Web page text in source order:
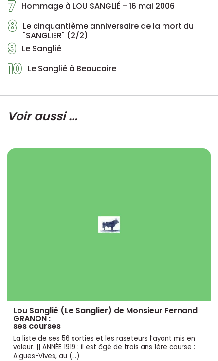
7 Hommage à LOU SANGLIÉ - 16 mai 2006
8
Le cinquantième anniversaire de la mort du
"SANGLIER" (2/2)
9 Le Sanglié
10 Le Sanglié à Beaucaire
Voir aussi ...
Lou Sanglié (Le Sanglier) de Monsieur Fernand
GRANON :
ses courses
La liste de ses 56 sorties et les raseteurs l’ayant mis en
valeur. || ANNÉE 1919 : il est âgé de trois ans 1ère course :
Aigues-Vives, au (…)